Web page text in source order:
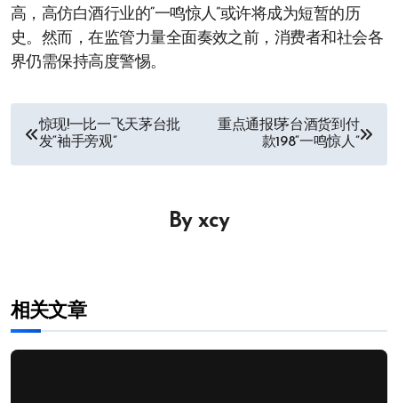
高，高仿白酒行业的“一鸣惊人”或许将成为短暂的历
史。然而，在监管力量全面奏效之前，消费者和社会各
界仍需保持高度警惕。
文
章
惊现!一比一飞天茅台批
发“袖手旁观”
重点通报!茅台酒货到付
款198“一鸣惊人”
By xcy
相关文章